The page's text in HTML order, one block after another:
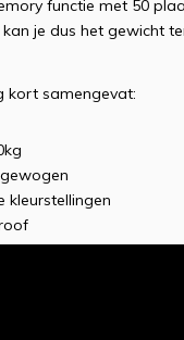
functie met 50
je dus het gewicht
kort samengevat:
kleurstellingen